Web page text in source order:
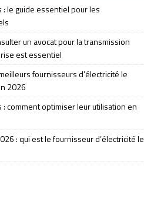
: le guide essentiel pour les
un avocat pour la transmission
est essentiel
fournisseurs d’électricité le
2026
: comment optimiser leur utilisation en
: qui est le fournisseur d’électricité le